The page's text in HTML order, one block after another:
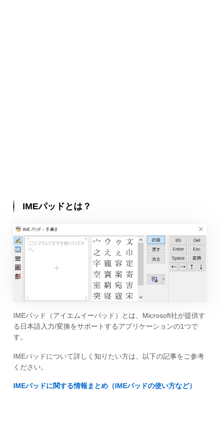
IMEパッドとは？
IMEパッド（アイエムイーパッド）とは、Microsoft社が提供す
る日本語入力/変換をサポートするアプリケーションの1つで
す。
IMEパッドについて詳しく知りたい方は、以下の記事をご参考
ください。
IMEパッドに関する情報まとめ（IMEパッドの使い方など）